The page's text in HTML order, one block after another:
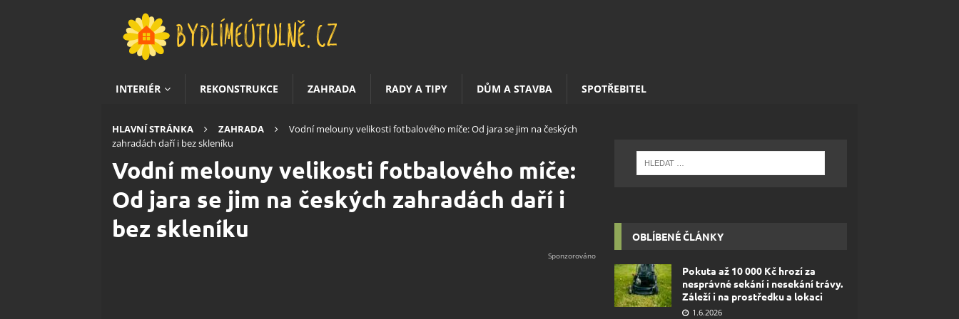
INTERIÉR REKONSTRUKCE ZAHRADA RADY A TIPY DŮM A STAVBA SPOTŘEBITEL
HLAVNÍ STRÁNKA ZAHRADA
Vodní melouny velikosti fotbalového míče: Od jara se jim na českých
zahradách daří i bez skleníku
Vodní melouny velikosti fotbalového míče:
Od jara se jim na českých zahradách daří i
bez skleníku
OBLÍBENÉ ČLÁNKY
Pokuta až 10 000 Kč hrozí za
nesprávné sekání i nesekání trávy.
Záleží i na prostředku a lokaci
1.6.2026